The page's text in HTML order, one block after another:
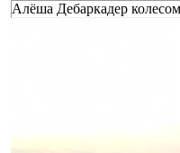
Алёша Дебаркадер